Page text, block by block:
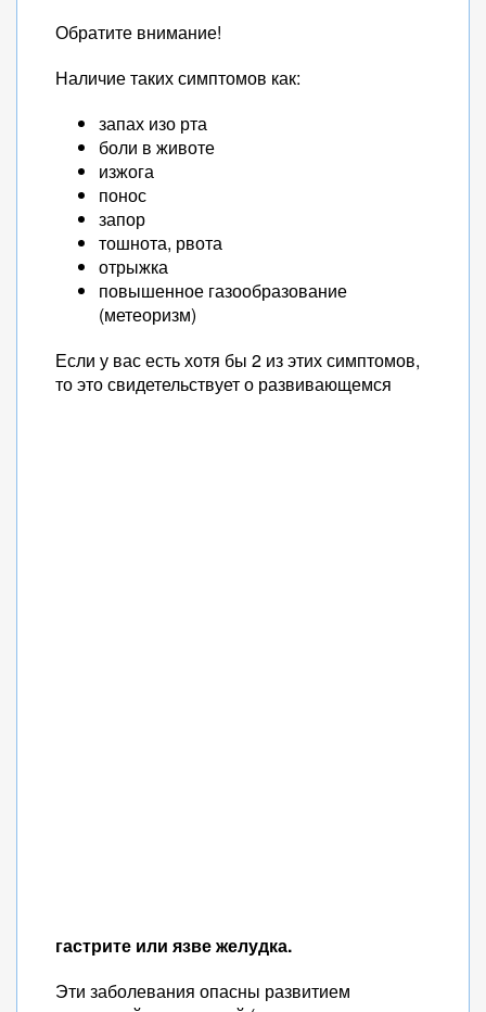
Обратите внимание!
Наличие таких симптомов как:
запах изо рта
боли в животе
изжога
понос
запор
тошнота, рвота
отрыжка
повышенное газообразование
(метеоризм)
Если у вас есть хотя бы 2 из этих симптомов,
то это свидетельствует о развивающемся
гастрите или язве желудка.
Эти заболевания опасны развитием